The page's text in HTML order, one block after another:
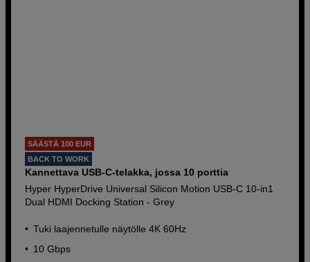
SÄÄSTÄ 100 EUR
BACK TO WORK
Kannettava USB-C-telakka, jossa 10 porttia
Hyper HyperDrive Universal Silicon Motion USB-C 10-in1
Dual HDMI Docking Station - Grey
Tuki laajennetulle näytölle 4K 60Hz
10 Gbps